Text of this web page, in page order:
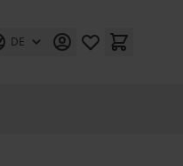
DE